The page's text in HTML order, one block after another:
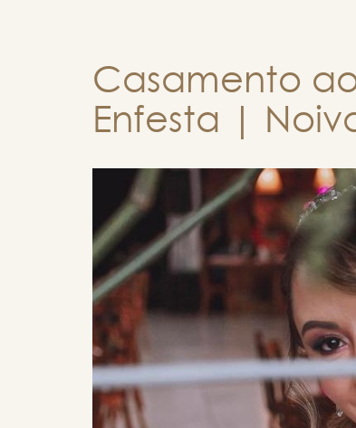
Casamento
Enfesta |